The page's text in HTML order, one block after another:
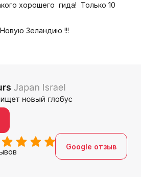
хорошего гида! Только 10
Зеландию !!!
Google отзыв